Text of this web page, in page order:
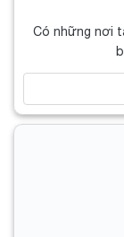
Có những nơi